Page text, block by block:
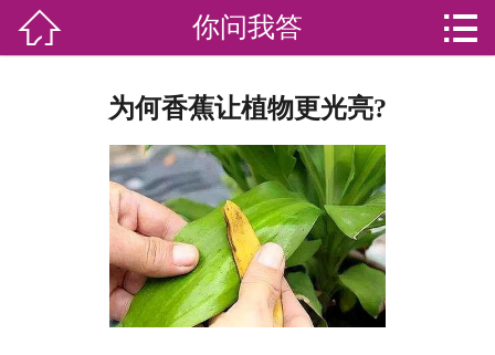
加盟苏家联
荣誉资质
家政资讯
 你问我答 
为何香蕉让植物更光亮?